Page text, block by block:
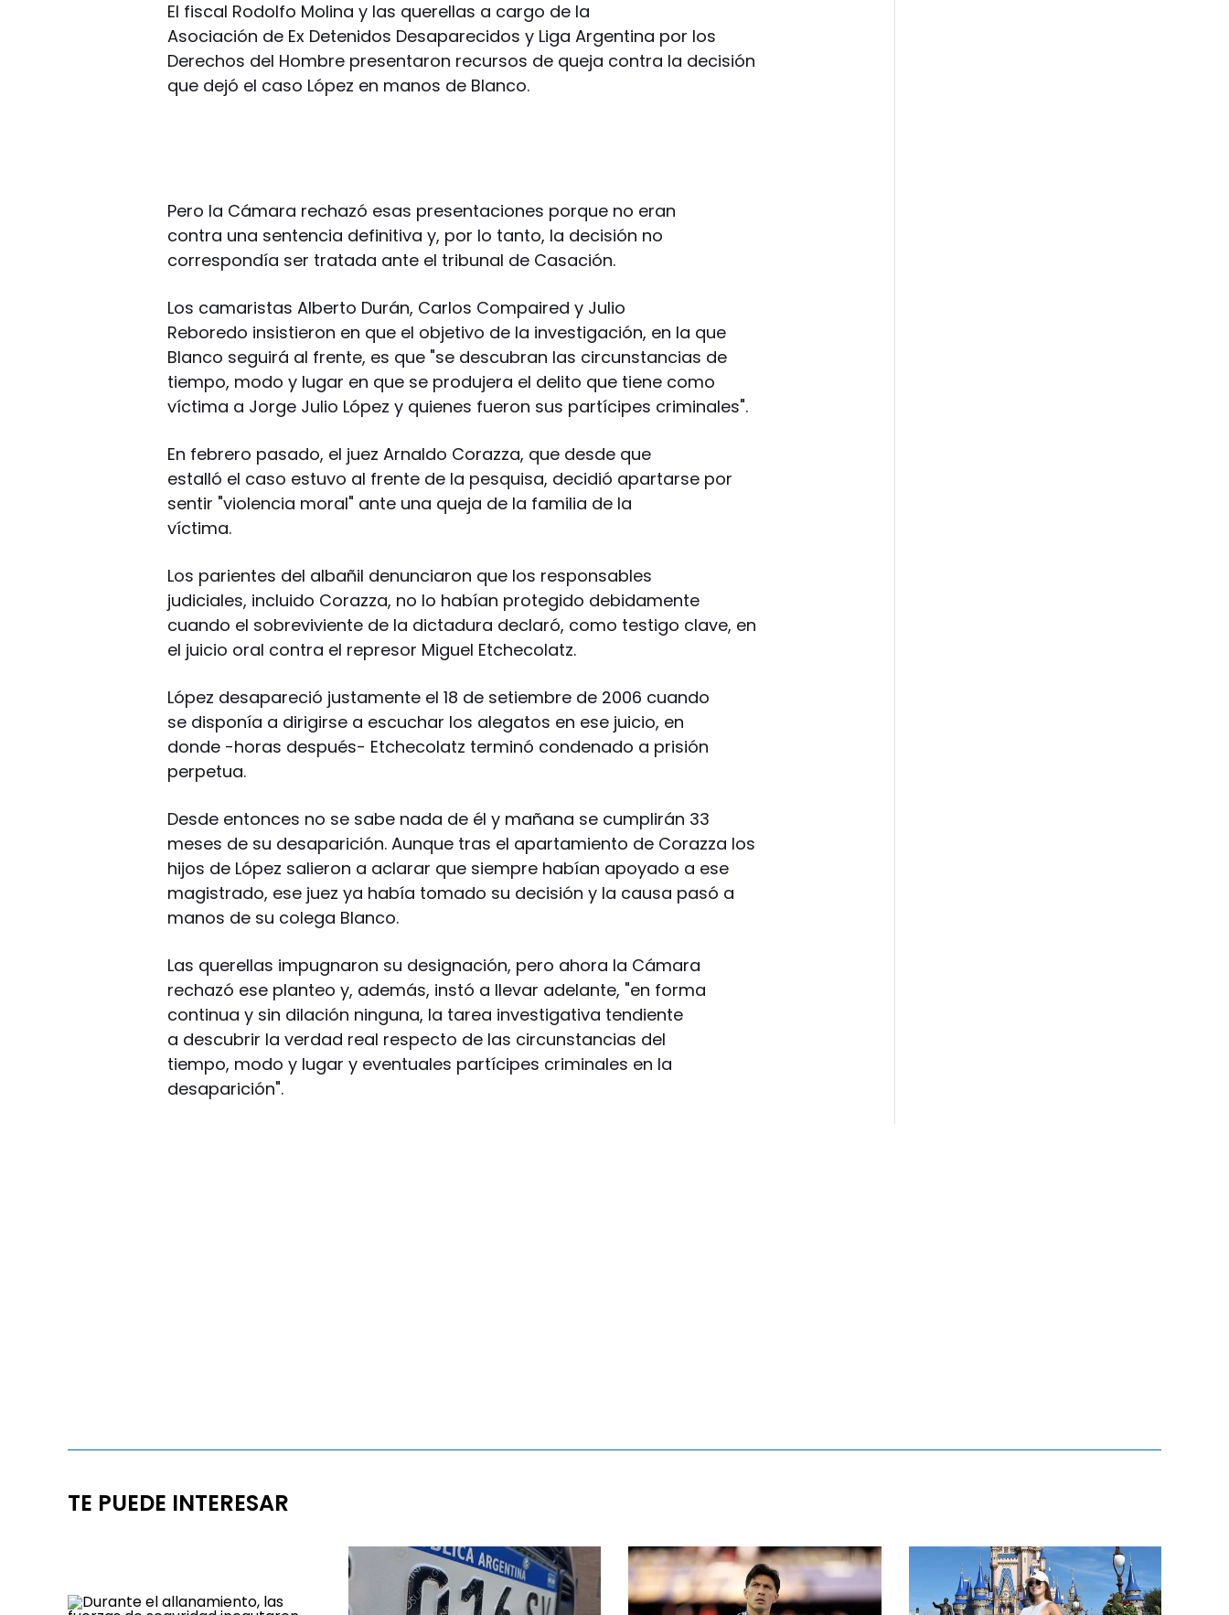
El fiscal Rodolfo Molina y las querellas a cargo de la
Asociación de Ex Detenidos Desaparecidos y Liga Argentina por los
Derechos del Hombre presentaron recursos de queja contra la decisión
que dejó el caso López en manos de Blanco.
Pero la Cámara rechazó esas presentaciones porque no eran
contra una sentencia definitiva y, por lo tanto, la decisión no
correspondía ser tratada ante el tribunal de Casación.
Los camaristas Alberto Durán, Carlos Compaired y Julio
Reboredo insistieron en que el objetivo de la investigación, en la que
Blanco seguirá al frente, es que "se descubran las circunstancias de
tiempo, modo y lugar en que se produjera el delito que tiene como
víctima a Jorge Julio López y quienes fueron sus partícipes criminales".
En febrero pasado, el juez Arnaldo Corazza, que desde que
estalló el caso estuvo al frente de la pesquisa, decidió apartarse por
sentir "violencia moral" ante una queja de la familia de la
víctima.
Los parientes del albañil denunciaron que los responsables
judiciales, incluido Corazza, no lo habían protegido debidamente
cuando el sobreviviente de la dictadura declaró, como testigo clave, en
el juicio oral contra el represor Miguel Etchecolatz.
López desapareció justamente el 18 de setiembre de 2006 cuando
se disponía a dirigirse a escuchar los alegatos en ese juicio, en
donde -horas después- Etchecolatz terminó condenado a prisión
perpetua.
Desde entonces no se sabe nada de él y mañana se cumplirán 33
meses de su desaparición. Aunque tras el apartamiento de Corazza los
hijos de López salieron a aclarar que siempre habían apoyado a ese
magistrado, ese juez ya había tomado su decisión y la causa pasó a
manos de su colega Blanco.
Las querellas impugnaron su designación, pero ahora la Cámara
rechazó ese planteo y, además, instó a llevar adelante, "en forma
continua y sin dilación ninguna, la tarea investigativa tendiente
a descubrir la verdad real respecto de las circunstancias del
tiempo, modo y lugar y eventuales partícipes criminales en la
desaparición".
TE PUEDE INTERESAR